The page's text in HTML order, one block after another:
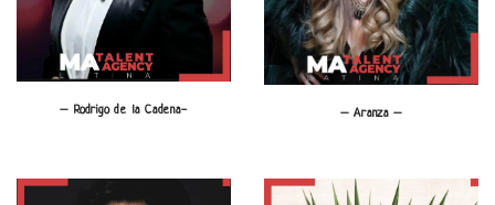
– Rodrigo de la Cadena- – Aranza –